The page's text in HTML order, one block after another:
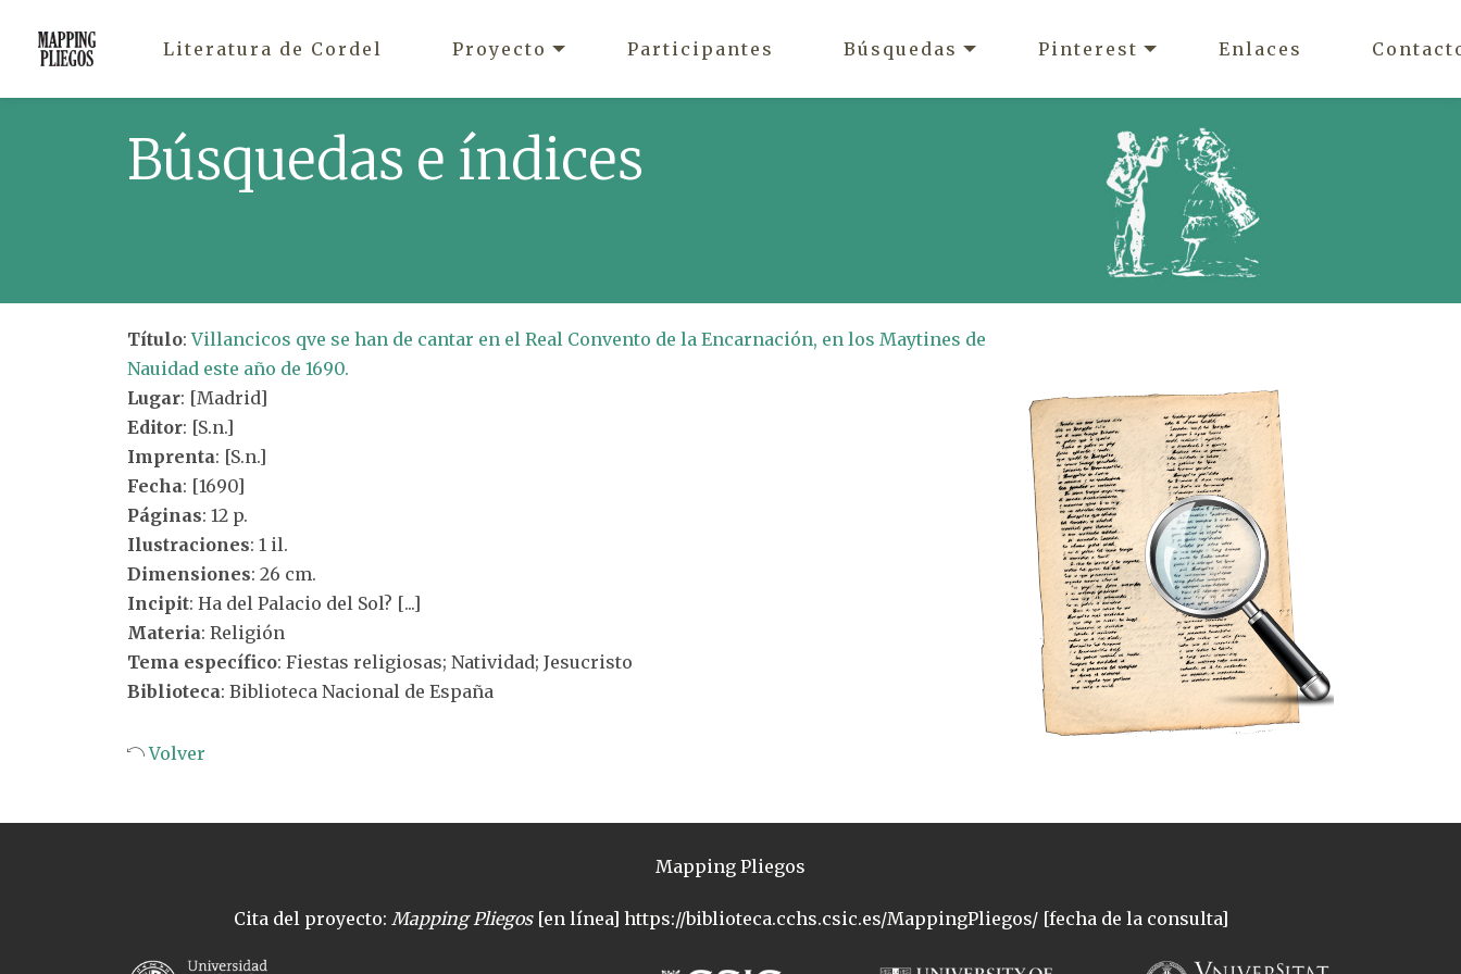
Literatura de Cordel Proyecto Participantes Búsquedas Pinterest Enlaces
Búsquedas e índices
Título:Villancicos qve se han de cantar en el Real Convento de la Encarnación, en los Maytines de
Nauidad este año de 1690.
Lugar: [Madrid]
Editor: [S.n.]
Imprenta: [S.n.]
Fecha: [1690]
Páginas: 12 p.
Ilustraciones: 1 il.
Dimensiones: 26 cm.
Incipit: Ha del Palacio del Sol? [...]
Materia: Religión
Tema específico: Fiestas religiosas; Natividad; Jesucristo
Biblioteca: Biblioteca Nacional de España
Volver
Mapping Pliegos
Cita del proyecto: Mapping Pliegos[en línea] https://biblioteca.cchs.csic.es/MappingPliegos/ [fecha de la consulta]